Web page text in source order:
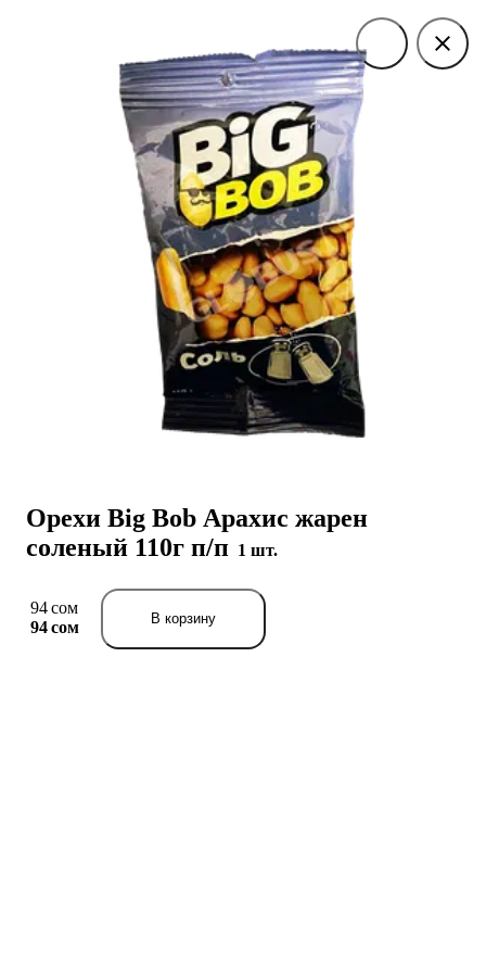
Орехи Big Bob Арахис жарен
соленый 110г п/п 1 шт.
94 сом
94 сом
В корзину